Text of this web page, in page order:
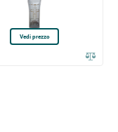
Vedi prezzo